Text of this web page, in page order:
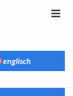
englisch